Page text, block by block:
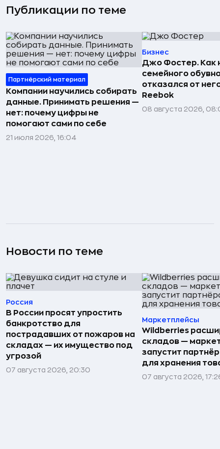
Публикации по теме
Партнёрский материал
Компании научились собирать
данные. Принимать решения —
нет: почему цифры не
помогают сами по себе
21 июля 2026, 16:04
Бизнес
Джо Фостер. Как
семейного
отказался от
Reebok
08 августа 2026,
Новости по теме
Россия
В России просят упростить
банкротство для
пострадавших от пожаров на
складах — их имущество под
угрозой
07 августа 2026, 20:30
Маркетплейсы
Wildberries
складов —
запустит
для хранения
07 августа 2026,